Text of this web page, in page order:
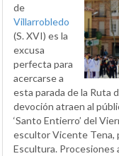
de
Villarrobledo
(S. XVI) es la
excusa
perfecta para
acercarse a
esta parada de la Ruta
devoción atraen al
‘Santo Entierro’ del
escultor Vicente Tena,
Escultura. Procesiones